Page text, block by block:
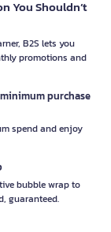
You Shouldn’t
B2S lets you
promotions and
purchase
spend and enjoy
bubble wrap to
guaranteed.